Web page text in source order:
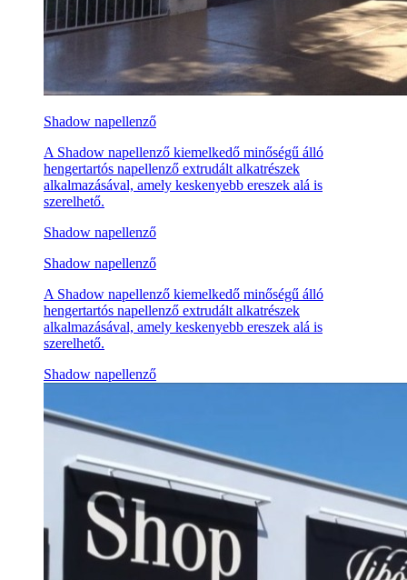
Shadow napellenző
A Shadow napellenző kiemelkedő minőségű álló
hengertartós napellenző extrudált alkatrészek
alkalmazásával, amely keskenyebb ereszek alá is
szerelhető.
Shadow napellenző
Shadow napellenző
A Shadow napellenző kiemelkedő minőségű álló
hengertartós napellenző extrudált alkatrészek
alkalmazásával, amely keskenyebb ereszek alá is
szerelhető.
Shadow napellenző